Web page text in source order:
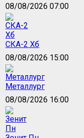
08/08/2026 07:00
СКА-2 Хб
08/08/2026 15:00
Металлург
08/08/2026 16:00